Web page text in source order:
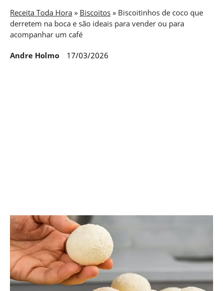
Receita Toda Hora » Biscoitos » Biscoitinhos de coco que
derretem na boca e são ideais para vender ou para
acompanhar um café
Andre Holmo 17/03/2026